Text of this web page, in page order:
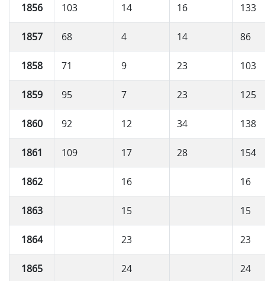
1856 103 14 16 133
1857 68 4 14 86
1858 71 9 23 103
1859 95 7 23 125
1860 92 12 34 138
1861 109 17 28 154
1862 16 16
1863 15 15
1864 23 23
1865 24 24